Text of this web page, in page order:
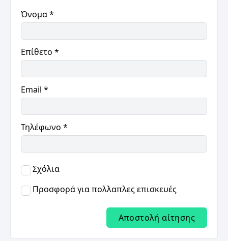
Όνομα*
Επίθετο *
Email *
Τηλέφωνο *
Σχόλια
Προσφορά για πολλαπλες επισκευές
Αποστολή αίτησης